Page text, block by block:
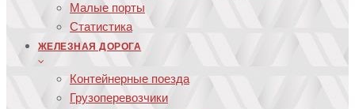
Малые порты
Статистика
ЖЕЛЕЗНАЯ ДОРОГА
Контейнерные поезда
Грузоперевозчики